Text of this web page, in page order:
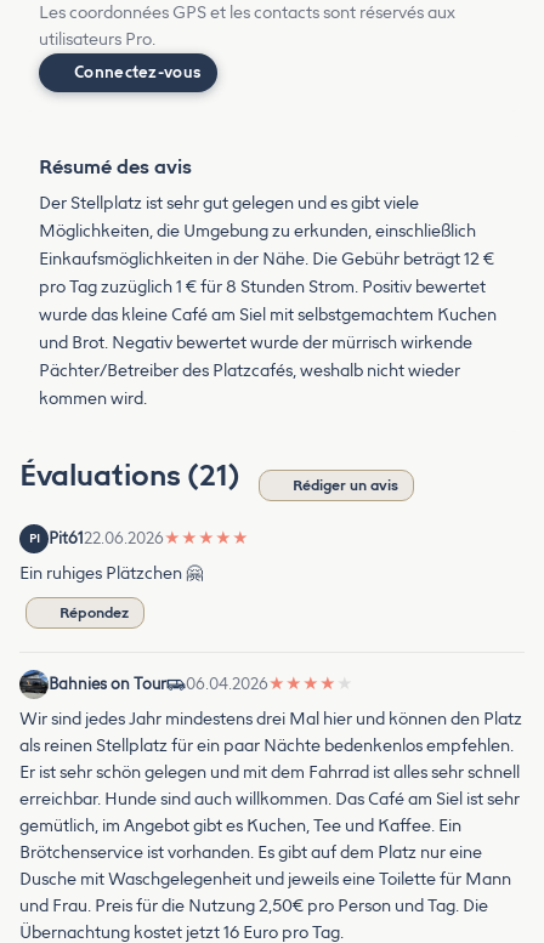
Les coordonnées GPS et les contacts sont réservés aux
utilisateurs Pro.
Connectez-vous
Résumé des avis
Der Stellplatz ist sehr gut gelegen und es gibt viele
Möglichkeiten, die Umgebung zu erkunden, einschließlich
Einkaufsmöglichkeiten in der Nähe. Die Gebühr beträgt 12 €
pro Tag zuzüglich 1 € für 8 Stunden Strom. Positiv bewertet
wurde das kleine Café am Siel mit selbstgemachtem Kuchen
und Brot. Negativ bewertet wurde der mürrisch wirkende
Pächter/Betreiber des Platzcafés, weshalb nicht wieder
kommen wird.
Évaluations (21) Rédiger un avis
PI Pit6122.06.2026★ ★ ★ ★ ★
Ein ruhiges Plätzchen 🤗
Répondez
Bahnies on Tour 06.04.2026★ ★ ★ ★ ★
Wir sind jedes Jahr mindestens drei Mal hier und können den Platz
als reinen Stellplatz für ein paar Nächte bedenkenlos empfehlen.
Er ist sehr schön gelegen und mit dem Fahrrad ist alles sehr schnell
erreichbar. Hunde sind auch willkommen. Das Café am Siel ist sehr
gemütlich, im Angebot gibt es Kuchen, Tee und Kaffee. Ein
Brötchenservice ist vorhanden. Es gibt auf dem Platz nur eine
Dusche mit Waschgelegenheit und jeweils eine Toilette für Mann
und Frau. Preis für die Nutzung 2,50€ pro Person und Tag. Die
Übernachtung kostet jetzt 16 Euro pro Tag.